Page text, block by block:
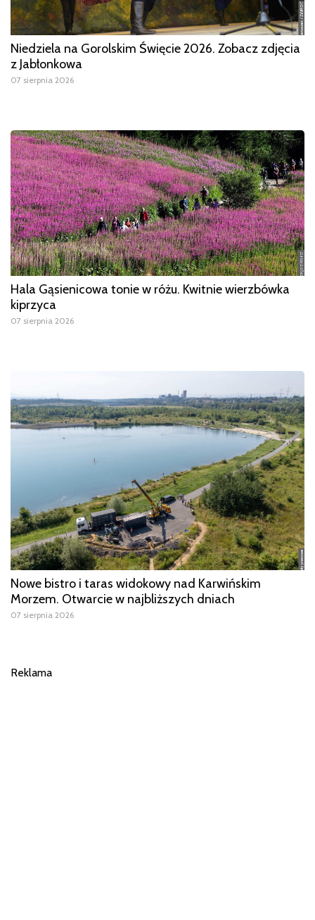
Niedziela na Gorolskim Święcie 2026. Zobacz zdjęcia
z Jabłonkowa
07 sierpnia 2026
Hala Gąsienicowa tonie w różu. Kwitnie wierzbówka
kiprzyca
07 sierpnia 2026
Nowe bistro i taras widokowy nad Karwińskim
Morzem. Otwarcie w najbliższych dniach
07 sierpnia 2026
Reklama